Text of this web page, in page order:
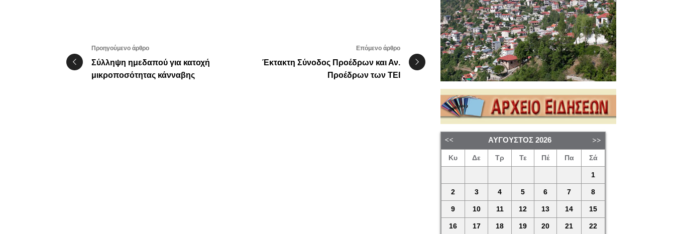
Προηγούμενο άρθρο
Σύλληψη ημεδαπού για κατοχή
μικροποσότητας κάνναβης
Επόμενο άρθρο
Έκτακτη Σύνοδος Προέδρων και Αν.
Προέδρων των ΤΕΙ
ΑΎΓΟΥΣΤΟΣ 2026
Κυ Δε Τρ Τε Πέ Πα Σά
1
2 3 4 5 6 7 8
9 10 11 12 13 14 15
16 17 18 19 20 21 22